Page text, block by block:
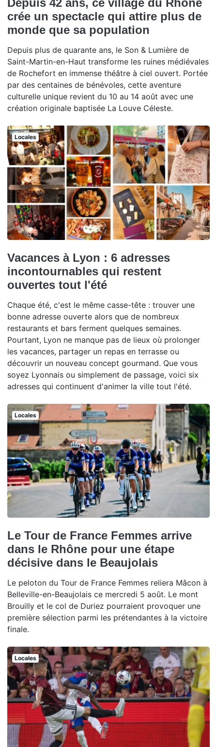
Depuis 42 ans, ce village du Rhône
crée un spectacle qui attire plus de
monde que sa population
Depuis plus de quarante ans, le Son & Lumière de
Saint-Martin-en-Haut transforme les ruines médiévales
de Rochefort en immense théâtre à ciel ouvert. Portée
par des centaines de bénévoles, cette aventure
culturelle unique revient du 10 au 14 août avec une
création originale baptisée La Louve Céleste.
Locales
Vacances à Lyon : 6 adresses
incontournables qui restent
ouvertes tout l'été
Chaque été, c'est le même casse-tête : trouver une
bonne adresse ouverte alors que de nombreux
restaurants et bars ferment quelques semaines.
Pourtant, Lyon ne manque pas de lieux où prolonger
les vacances, partager un repas en terrasse ou
découvrir un nouveau concept gourmand. Que vous
soyez Lyonnais ou simplement de passage, voici six
adresses qui continuent d'animer la ville tout l'été.
Locales
Le Tour de France Femmes arrive
dans le Rhône pour une étape
décisive dans le Beaujolais
Le peloton du Tour de France Femmes reliera Mâcon à
Belleville-en-Beaujolais ce mercredi 5 août. Le mont
Brouilly et le col de Duriez pourraient provoquer une
première sélection parmi les prétendantes à la victoire
finale.
Locales